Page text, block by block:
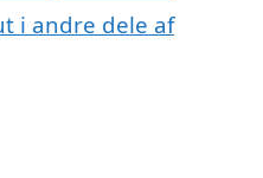
i andre dele af